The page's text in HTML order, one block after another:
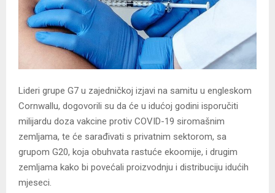
Lideri grupe G7 u zajedničkoj izjavi na samitu u engleskom
Cornwallu, dogovorili su da će u idućoj godini isporučiti
milijardu doza vakcine protiv COVID-19 siromašnim
zemljama, te će sarađivati s privatnim sektorom, sa
grupom G20, koja obuhvata rastuće ekoomije, i drugim
zemljama kako bi povećali proizvodnju i distribuciju idućih
mjeseci.